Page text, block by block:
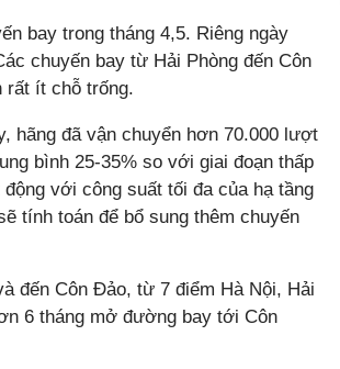
bay trong tháng 4,5. Riêng ngày
chuyến bay từ Hải Phòng đến Côn
rất ít chỗ trống.
hãng đã vận chuyển hơn 70.000 lượt
bình 25-35% so với giai đoạn thấp
với công suất tối đa của hạ tầng
tính toán để bổ sung thêm chuyến
đến Côn Đảo, từ 7 điểm Hà Nội, Hải
6 tháng mở đường bay tới Côn